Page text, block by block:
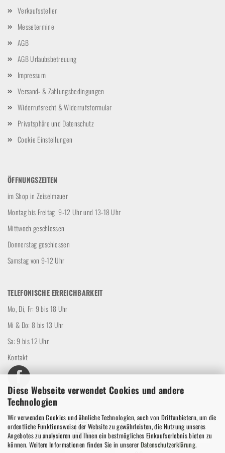
Diese Webseite verwendet Cookies und andere
Technologien
Wir verwenden Cookies und ähnliche Technologien, auch von Drittanbietern, um die
ordentliche Funktionsweise der Website zu gewährleisten, die Nutzung unseres
Angebotes zu analysieren und Ihnen ein bestmögliches Einkaufserlebnis bieten zu
können. Weitere Informationen finden Sie in unserer Datenschutzerklärung.
Verkaufsstellen
Messetermine
AGB
AGB Urlaubsbetreuung
Impressum
Versand- & Zahlungsbedingungen
Widerrufsrecht & Widerrufsformular
Privatsphäre und Datenschutz
Cookie Einstellungen
ÖFFNUNGSZEITEN
im Shop in Zeiselmauer
Montag bis Freitag 9-12 Uhr und 13-18 Uhr
Mittwoch geschlossen
Donnerstag geschlossen
Samstag von 9-12 Uhr
TELEFONISCHE ERREICHBARKEIT
Mo, Di, Fr: 9 bis 18 Uhr
Mi & Do: 8 bis 13 Uhr
Sa: 9 bis 12 Uhr
Kontakt